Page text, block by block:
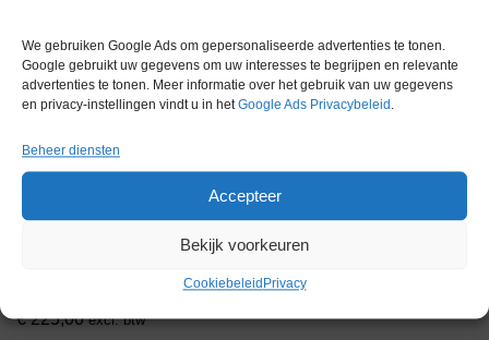
We gebruiken Google Ads om gepersonaliseerde advertenties te tonen.
Google gebruikt uw gegevens om uw interesses te begrijpen en relevante
advertenties te tonen. Meer informatie over het gebruik van uw gegevens
en privacy-instellingen vindt u in hetGoogle Ads Privacybeleid .
Beheer diensten
Accepteer
Bekijk voorkeuren
Cookiebeleid Privacy
Via bemiddeling
Tamson/Berghof BTA 840
€225,00 excl. btw